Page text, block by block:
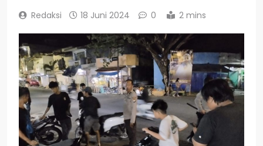
Redaksi 18 Juni 2024 0 2 mins